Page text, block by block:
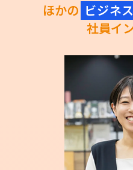
ほかの ビジネ
社員イ